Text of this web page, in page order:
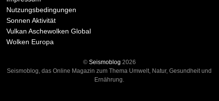
Nutzungsbedingungen
Sonnen Aktivität
Vulkan Aschewolken Global
Wolken Europa
© Seismoblog 2026
Seismoblog, das Online Magazin zum Thema Umwelt, Natur, Gesundheit und
Ernährung.